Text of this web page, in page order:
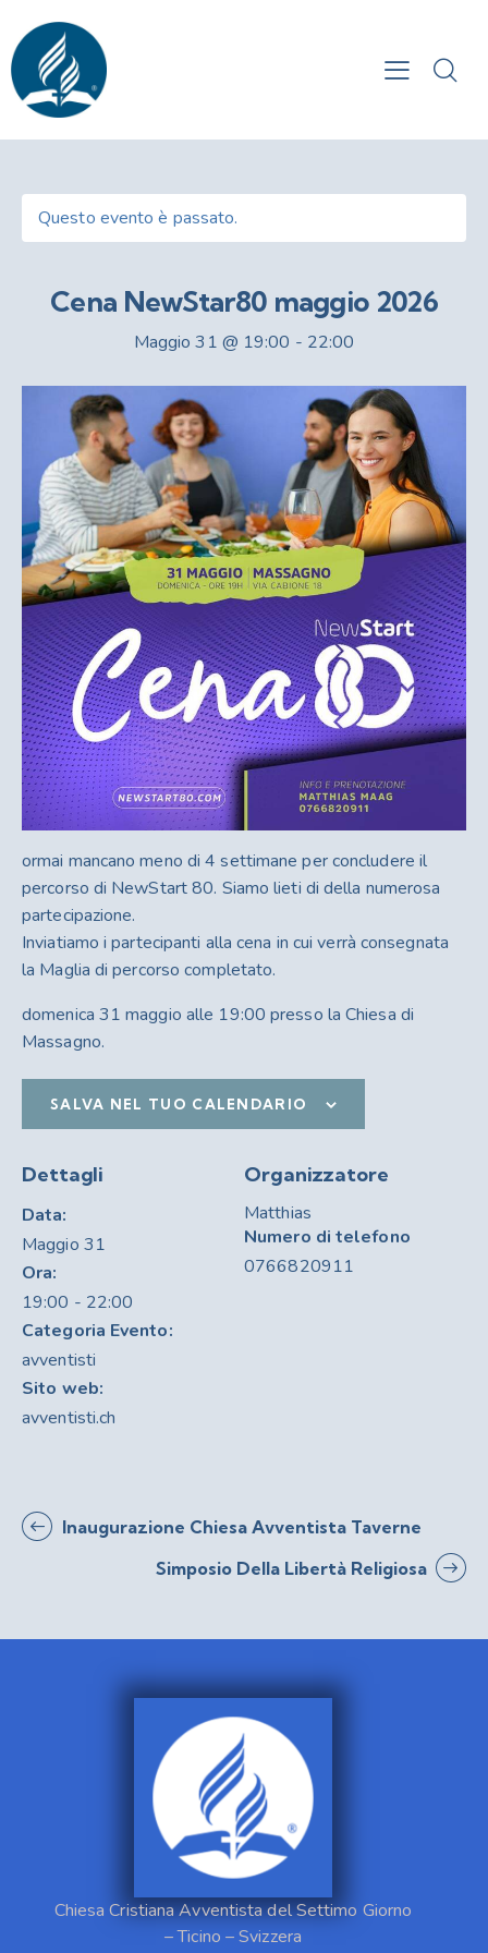
Questo evento è passato.
Cena NewStar80 maggio 2026
Maggio 31 @ 19:00 - 22:00
ormai mancano meno di 4 settimane per concludere il
percorso di NewStart 80. Siamo lieti di della numerosa
partecipazione.
Inviatiamo i partecipanti alla cena in cui verrà consegnata
la Maglia di percorso completato.
domenica 31 maggio alle 19:00 presso la Chiesa di
Massagno.
SALVA NEL TUO CALENDARIO
Dettagli
Data:
Maggio 31
Ora:
19:00 - 22:00
Categoria Evento:
avventisti
Sito web:
avventisti.ch
Organizzatore
Matthias
Numero di telefono
0766820911
Inaugurazione Chiesa Avventista Taverne
Simposio Della Libertà Religiosa
Chiesa Cristiana Avventista del Settimo Giorno
– Ticino – Svizzera